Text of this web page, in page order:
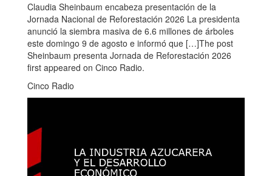
Claudia Sheinbaum encabeza presentación de la
Jornada Nacional de Reforestación 2026 La presidenta
anunció la siembra masiva de 6.6 millones de árboles
este domingo 9 de agosto e informó que […]The post
Sheinbaum presenta Jornada de Reforestación 2026
first appeared on Cinco Radio.
Cinco Radio